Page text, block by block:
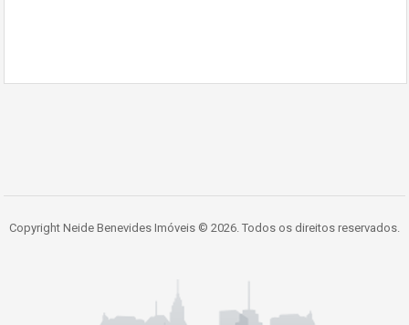
Copyright Neide Benevides Imóveis © 2026. Todos os direitos reservados.